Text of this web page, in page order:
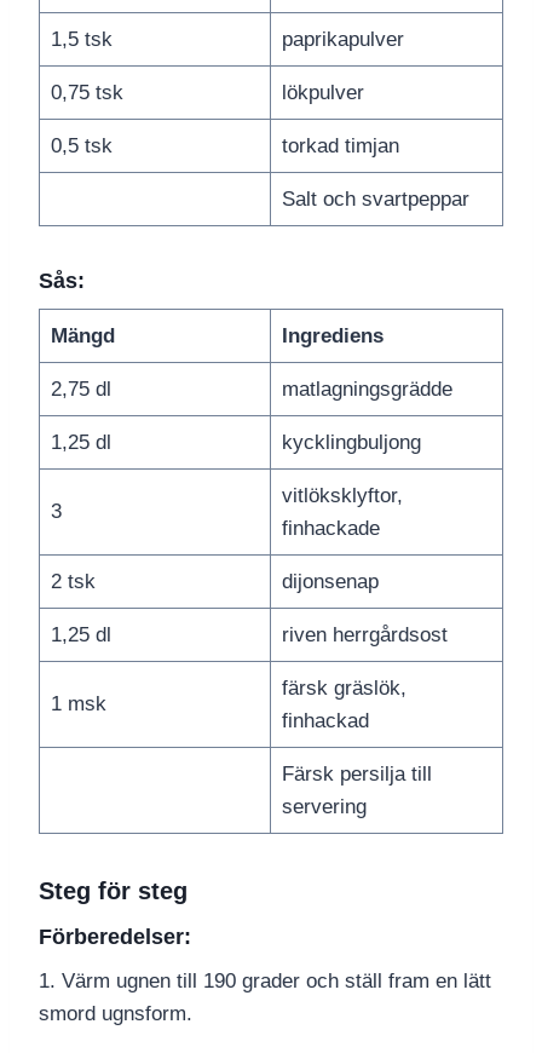
1,5 tsk paprikapulver
0,75 tsk lökpulver
0,5 tsk torkad timjan
Salt och svartpeppar
Sås:
Mängd Ingrediens
2,75 dl matlagningsgrädde
1,25 dl kycklingbuljong
3
vitlöksklyftor,
finhackade
2 tsk dijonsenap
1,25 dl riven herrgårdsost
1 msk
färsk gräslök,
finhackad
Färsk persilja till
servering
Steg för steg
Förberedelser:
1. Värm ugnen till 190 grader och ställ fram en lätt
smord ugnsform.